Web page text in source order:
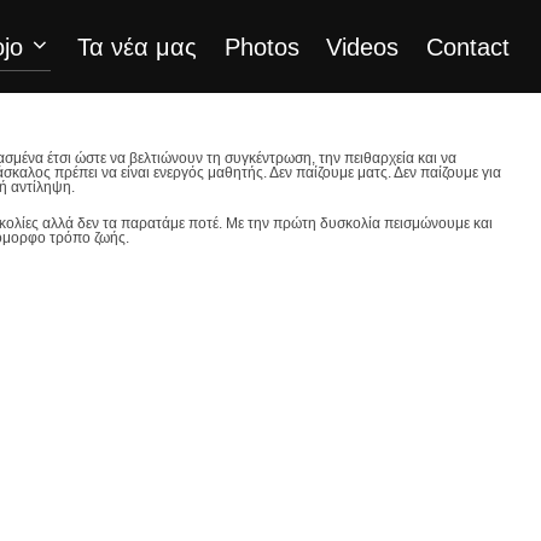
Τα νέα μας Photos Videos Contact
έτσι ώστε να βελτιώνουν τη συγκέντρωση, την πειθαρχεία και να
πρέπει να είναι ενεργός μαθητής. Δεν παίζουμε ματς. Δεν παίζουμε για
αντίληψη.
αλλά δεν τα παρατάμε ποτέ. Με την πρώτη δυσκολία πεισμώνουμε και
τρόπο ζωής.